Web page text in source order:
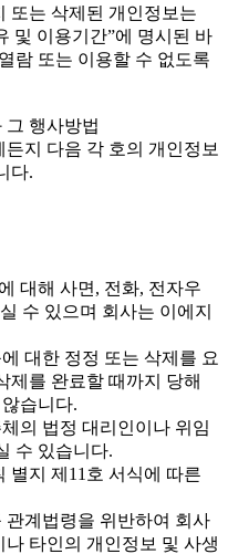
또는 삭제된 개인정보는
및 이용기간”에 명시된 바
람 또는 이용할 수 없도록
그 행사방법
지 다음 각 호의 개인정보
다.
대해 사면, 전화, 전자우
수 있으며 회사는 이에지
대한 정정 또는 삭제를 요
제를 완료할 때까지 당해
습니다.
의 법정 대리인이나 위임
수 있습니다.
별지 제11호 서식에 따른
계법령을 위반하여 회사
타인의 개인정보 및 사생